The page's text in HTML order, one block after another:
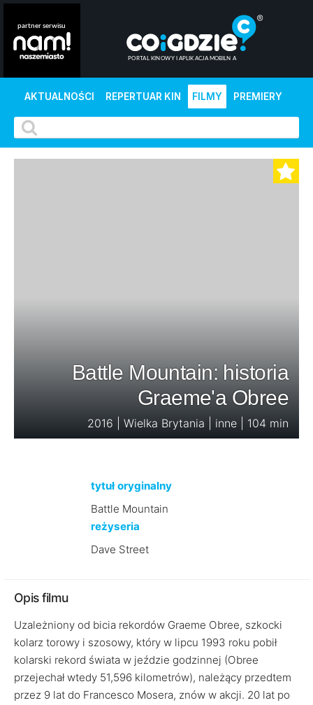
AKTUALNOŚCI REPERTUAR KIN FILMY PREMIERY
Battle Mountain: historia
Graeme'a Obree
2016 | Wielka Brytania | inne | 104 min
tytuł oryginalny
Battle Mountain
reżyseria
Dave Street
Opis filmu
Uzależniony od bicia rekordów Graeme Obree, szkocki
kolarz torowy i szosowy, który w lipcu 1993 roku pobił
kolarski rekord świata w jeździe godzinnej (Obree
przejechał wtedy 51,596 kilometrów), należący przedtem
przez 9 lat do Francesco Mosera, znów w akcji. 20 lat po